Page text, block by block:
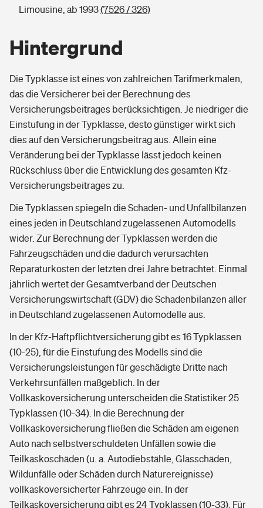
Limousine, ab 1993(7526 / 326)
Hintergrund
Die Typklasse ist eines von zahlreichen Tarifmerkmalen,
das die Versicherer bei der Berechnung des
Versicherungsbeitrages berücksichtigen. Je niedriger die
Einstufung in der Typklasse, desto günstiger wirkt sich
dies auf den Versicherungsbeitrag aus. Allein eine
Veränderung bei der Typklasse lässt jedoch keinen
Rückschluss über die Entwicklung des gesamten Kfz-
Versicherungsbeitrages zu.
Die Typklassen spiegeln die Schaden- und Unfallbilanzen
eines jeden in Deutschland zugelassenen Automodells
wider. Zur Berechnung der Typklassen werden die
Fahrzeugschäden und die dadurch verursachten
Reparaturkosten der letzten drei Jahre betrachtet. Einmal
jährlich wertet der Gesamtverband der Deutschen
Versicherungswirtschaft (GDV) die Schadenbilanzen aller
in Deutschland zugelassenen Automodelle aus.
In der Kfz-Haftpflichtversicherung gibt es 16 Typklassen
(10-25), für die Einstufung des Modells sind die
Versicherungsleistungen für geschädigte Dritte nach
Verkehrsunfällen maßgeblich. In der
Vollkaskoversicherung unterscheiden die Statistiker 25
Typklassen (10-34). In die Berechnung der
Vollkaskoversicherung fließen die Schäden am eigenen
Auto nach selbstverschuldeten Unfällen sowie die
Teilkaskoschäden (u. a. Autodiebstähle, Glasschäden,
Wildunfälle oder Schäden durch Naturereignisse)
vollkaskoversicherter Fahrzeuge ein. In der
Teilkaskoversicherung gibt es 24 Typklassen (10-33). Für